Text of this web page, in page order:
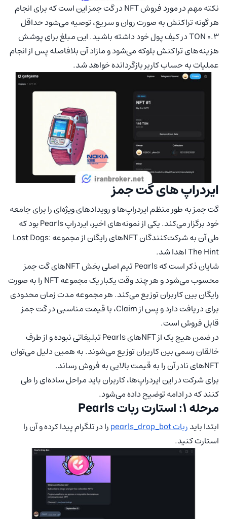
نکته مهم در مورد فروش NFT در گت جمز این است که برای انجام
هر گونه تراکنش به صورت روان و سریع، توصیه می‌شود حداقل
0.3 TON در کیف پول خود داشته باشید. این مبلغ برای پوشش
هزینه‌های تراکنش بلوکه می‌شود و مازاد آن بلافاصله پس از انجام
عملیات به حساب کاربر بازگردانده خواهد شد.
ایردراپ‌ های گت جمز
گت جمز به طور منظم ایردراپ‌ها و رویدادهای ویژه‌ای را برای جامعه
خود برگزار می‌کند. یکی از نمونه‌های اخیر، ایردراپ Pearls بود که
طی آن به شرکت‌کنندگان NFTهای رایگان از مجموعه Lost Dogs:
The Hint اهدا شد.
شایان ذکر است که Pearls تیم اصلی بخش NFTهای گت جمز
محسوب می‌شود و هر چند وقت یکبار یک مجموعه NFT را به صورت
رایگان بین کاربران توزیع می‌کند. هر مجموعه مدت زمان محدودی
برای دریافت دارد و پس از Claim، با قیمت مناسبی در گت جمز
قابل فروش است.
در ضمن هیچ یک از NFTهای Pearls تبلیغاتی نبوده و از طرف
خالقان رسمی بین کاربران توزیع می‌شوند. به همین دلیل می‌توان
NFTهای نادر آن را به قیمت بالایی به فروش رساند.
برای شرکت در این ایردراپ‌ها، کاربران باید مراحل ساده‌ای را طی
کنند که در ادامه توضیح داده می‌شود.
مرحله 1: استارت ربات Pearls
ابتدا بایدربات pearls_drop_bot
را در تلگرام پیدا کرده و آن را
استارت کنید.